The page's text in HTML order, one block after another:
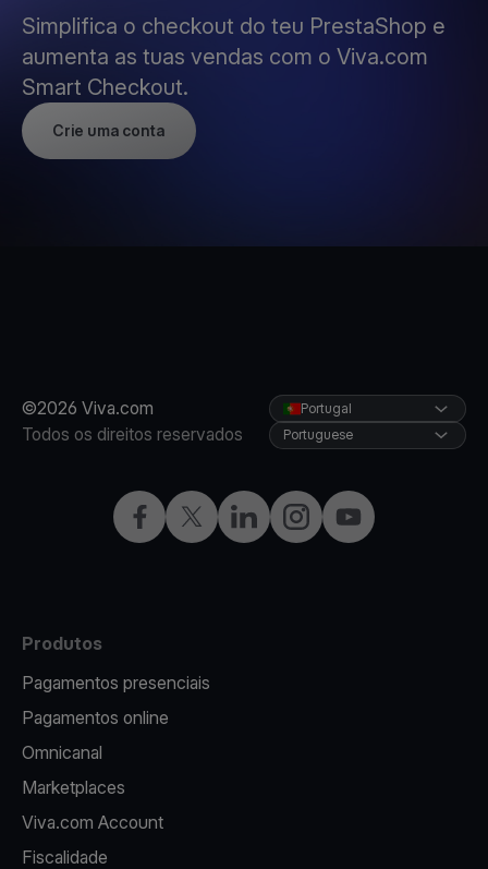
Simplifica o checkout do teu PrestaShop e
aumenta as tuas vendas com o Viva.com
Smart Checkout.
Crie uma conta
©2026 Viva.com
Todos os direitos reservados
FacebookTwitterLinkedInInstagramYouTube
Portugal
Portuguese
Produtos
Pagamentos presenciais
Pagamentos online
Omnicanal
Marketplaces
Viva.com Account
Fiscalidade